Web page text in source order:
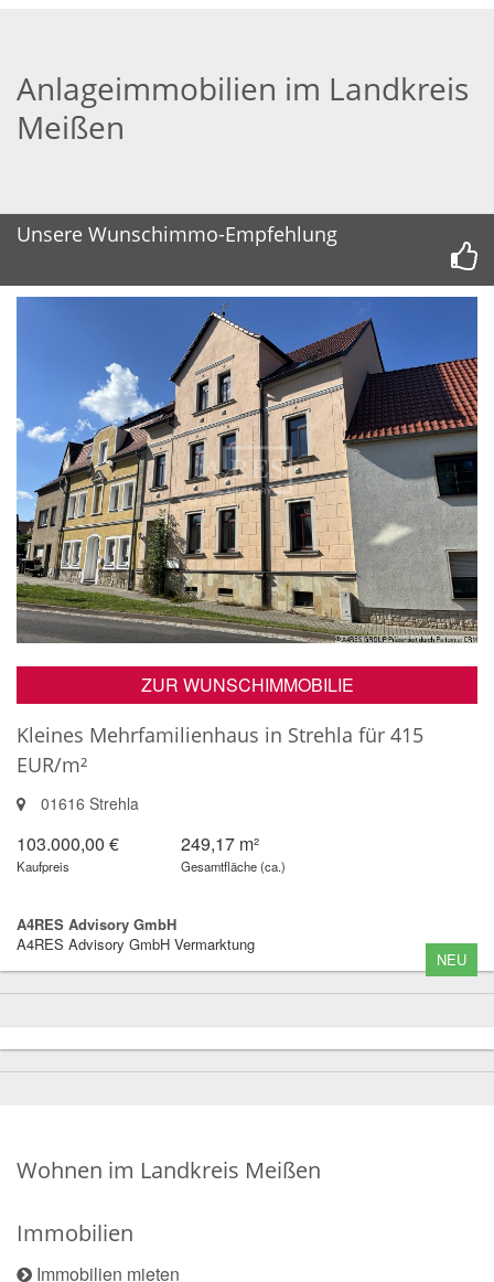
Anlageimmobilien im Landkreis
Meißen
Unsere Wunschimmo-Empfehlung
ZUR WUNSCHIMMOBILIE
Kleines Mehrfamilienhaus in Strehla für 415
EUR/m²
01616 Strehla
103.000,00 €
Kaufpreis
249,17 m²
Gesamtfläche (ca.)
A4RES Advisory GmbH
A4RES Advisory GmbH Vermarktung
NEU
Wohnen im Landkreis Meißen
Immobilien
Immobilien mieten